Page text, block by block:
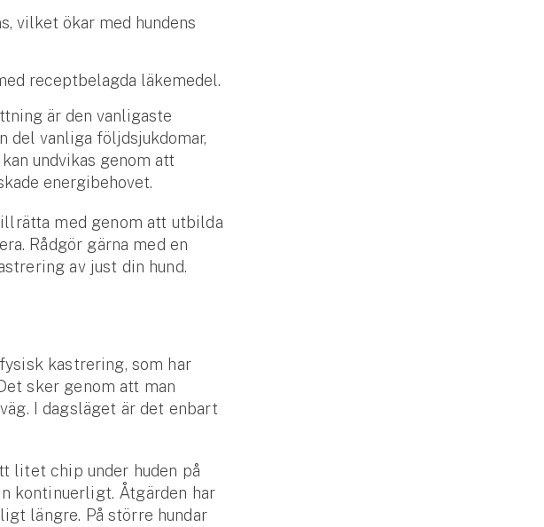
vilket ökar med hundens
receptbelagda läkemedel.
är den vanligaste
del vanliga följdsjukdomar,
undvikas genom att
energibehovet.
med genom att utbilda
Rådgör gärna med en
av just din hund.
kastrering, som har
sker genom att man
I dagsläget är det enbart
litet chip under huden på
kontinuerligt. Åtgärden har
längre. På större hundar